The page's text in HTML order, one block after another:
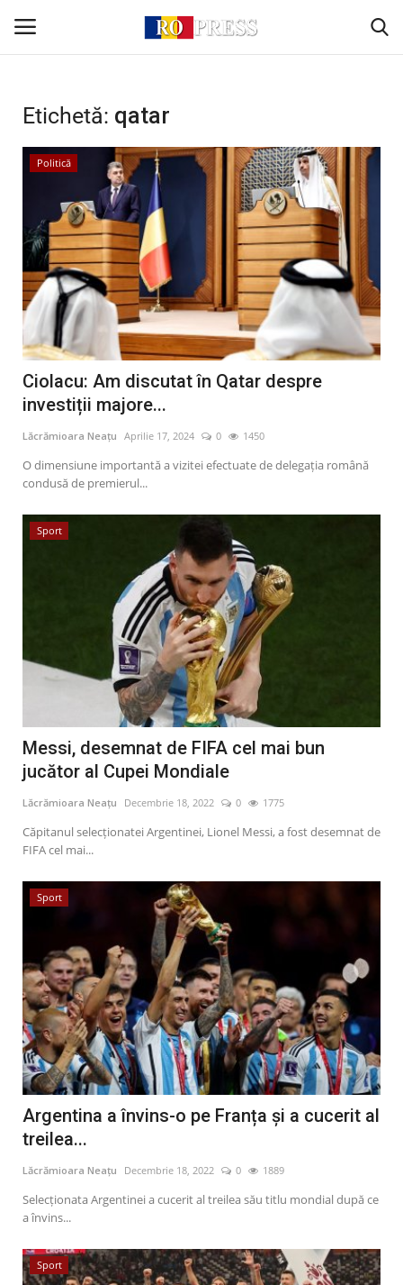
Conectare
Acasă
Extern
Politică
Socio-Economic
Monden
Artă & Cultură
Sănătate
Turism
Etichetă: qatar
Politică
Ciolacu: Am discutat în Qatar despre
investiții majore...
Lăcrămioara Neațu Aprilie 17, 2024 0 1450
O dimensiune importantă a vizitei efectuate de delegația română
condusă de premierul...
Sport
Messi, desemnat de FIFA cel mai bun
jucător al Cupei Mondiale
Lăcrămioara Neațu Decembrie 18, 2022 0 1775
Căpitanul selecţionatei Argentinei, Lionel Messi, a fost desemnat de
FIFA cel mai...
Sport
Argentina a învins-o pe Franța și a cucerit al
treilea...
Lăcrămioara Neațu Decembrie 18, 2022 0 1889
Selecţionata Argentinei a cucerit al treilea său titlu mondial după ce
a învins...
Sport